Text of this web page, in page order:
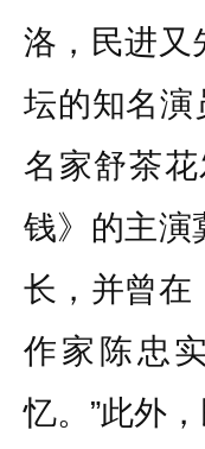
洛，民进又
坛的知名演
名家舒茶
钱》的主演
长，并曾在
作家陈忠
忆。”此外